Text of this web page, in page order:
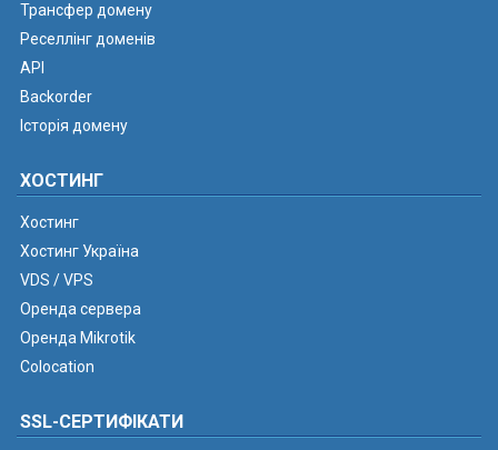
Трансфер домену
Реселлінг доменів
API
Backorder
Історія домену
ХОСТИНГ
Хостинг
Хостинг Україна
VDS / VPS
Оренда сервера
Оренда Mikrotik
Colocation
SSL-СЕРТИФІКАТИ